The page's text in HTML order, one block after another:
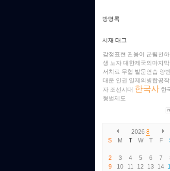
방명록
서재 태그
감정표현 관용어 군림천하
생 노자 대한제국의마지막
서치료 무협 발문연습 양
대운 인권 일제의병합공작
자 조선시대 한국사 한
형벌제도
2026 8
S
M T W T F
2
3 4 5 6 7
9
10 11 12 13 14